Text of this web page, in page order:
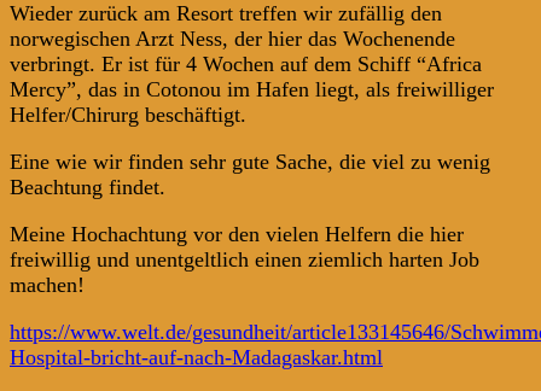
Wieder zurück am Resort treffen wir zufällig den
norwegischen Arzt Ness, der hier das Wochenende
verbringt. Er ist für 4 Wochen auf dem Schiff “Africa
Mercy”, das in Cotonou im Hafen liegt, als freiwilliger
Helfer/Chirurg beschäftigt.
Eine wie wir finden sehr gute Sache, die viel zu wenig
Beachtung findet.
Meine Hochachtung vor den vielen Helfern die hier
freiwillig und unentgeltlich einen ziemlich harten Job
machen!
https://www.welt.de/gesundheit/article133145646/
Hospital-bricht-auf-nach-Madagaskar.html